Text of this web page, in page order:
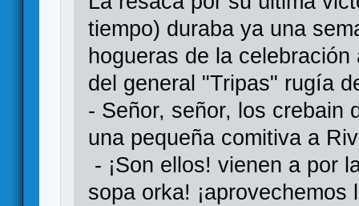
tiempo) duraba ya una
hogueras de la
del general "Tripas" rugía
- Señor, señor, los crebain
una pequeña comitiva a
- ¡Son ellos! vienen a por
sopa orka!